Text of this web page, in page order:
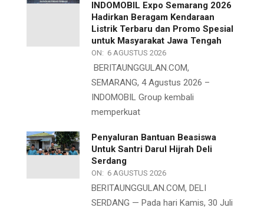
INDOMOBIL Expo Semarang 2026
Hadirkan Beragam Kendaraan
Listrik Terbaru dan Promo Spesial
untuk Masyarakat Jawa Tengah
ON: 6 AGUSTUS 2026
BERITAUNGGULAN.COM,
SEMARANG, 4 Agustus 2026 –
INDOMOBIL Group kembali
memperkuat
Penyaluran Bantuan Beasiswa
Untuk Santri Darul Hijrah Deli
Serdang
ON: 6 AGUSTUS 2026
BERITAUNGGULAN.COM, DELI
SERDANG — Pada hari Kamis, 30 Juli